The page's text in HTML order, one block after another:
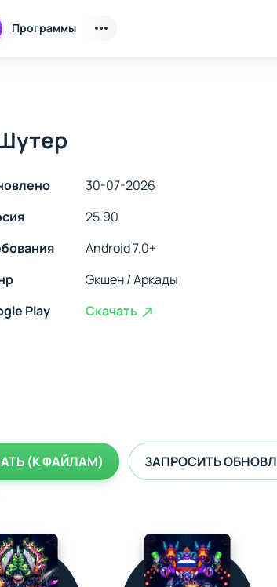
Программы
30-07-2026
25.90
Android 7.0+
Экшен / Аркады
Play
Скачать
(К ФАЙЛАМ) ЗАПРОСИТЬ